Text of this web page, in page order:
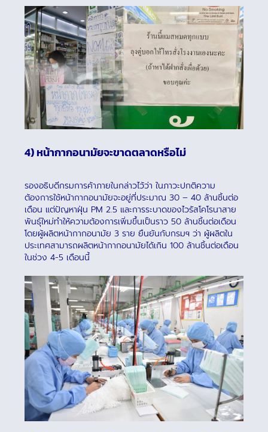
4) หน้ากากอนามัยจะขาดตลาดหรือไม่
รองอธิบดีกรมการค้าภายในกล่าวไว้ว่า ในภาวะปกติความ
ต้องการใช้หน้ากากอนามัยจะอยู่ที่ประมาณ 30 – 40 ล้านชิ้นต่อ
เดือน แต่ปัญหาฝุ่น PM 2.5 และการระบาดของไวรัสโคโรนาสาย
พันธุ์ใหม่ทำให้ความต้องการเพิ่มขึ้นเป็นราว 50 ล้านชิ้นต่อเดือน
โดยผู้ผลิตหน้ากากอนามัย 3 ราย ยืนยันกับกรมฯ ว่า ผู้ผลิตใน
ประเทศสามารถผลิตหน้ากากอนามัยได้เกิน 100 ล้านชิ้นต่อเดือน
ในช่วง 4-5 เดือนนี้